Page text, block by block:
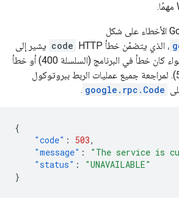
، الذي يتضمّن خطأ HTTP code يشير إلى
نوع الخطأ الذي حدث، سواء كان خطأ في البرنامج (السلسلة 400) أو خطأ
في الخادم (السلسلة 500). لمراجعة جميع عمليات الربط ببروتوكول
google.rpc.Code
.
{
"code" : 503,
"message" :
"The service is
"status" :
"UNAVAILABLE"
}